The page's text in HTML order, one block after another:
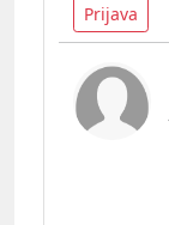
Prijava